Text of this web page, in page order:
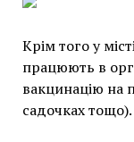
Крім того у
працюють в
вакцинацію на
садочках тощо).